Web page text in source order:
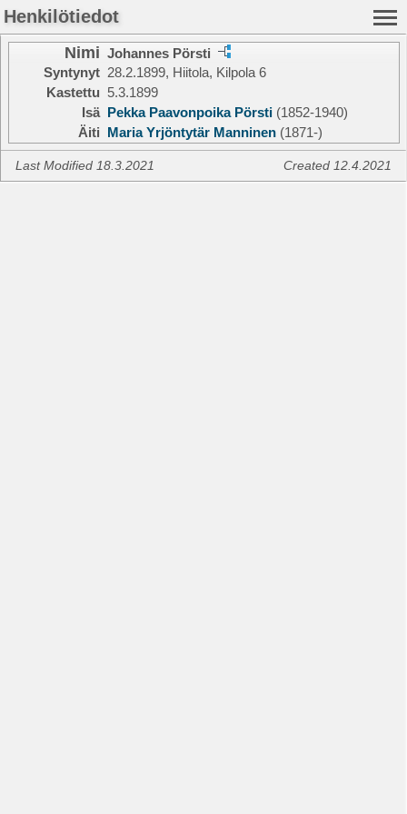
Henkilötiedot
Nimi Johannes Pörsti
Syntynyt 28.2.1899, Hiitola, Kilpola 6
Kastettu 5.3.1899
Isä Pekka Paavonpoika Pörsti(1852-1940)
Äiti Maria Yrjöntytär Manninen(1871-)
Last Modified 18.3.2021 Created 12.4.2021